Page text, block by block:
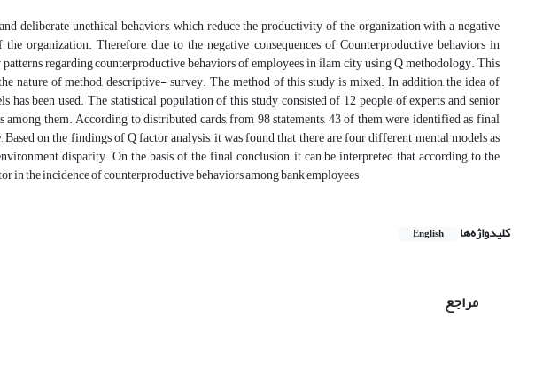
deliberate unethical behaviors, which reduce the productivity of the organization with a negative
organization. Therefore, due to the negative consequences of Counterproductive behaviors in
regarding counterproductive behaviors of employees in ilam city using Q methodology. This
nature of method, descriptive- survey. The method of this study is mixed. In addition, the idea of
been used. The statistical population of this study consisted of 12 people of experts and senior
them. According to distributed cards, from 98 statements, 43 of them were identified as final
on the findings of Q factor analysis, it was found that there are four different mental models as
disparity. On the basis of the final conclusion, it can be interpreted that according to the
in the incidence of counterproductive behaviors among bank employees
کلیدواژه‌ها English
مراجع